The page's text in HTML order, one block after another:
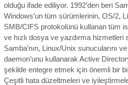
olduğu ifade ediliyor. 1992’den beri
Windows’un tüm sürümlerinin, OS/2,
SMB/CIFS protokolünü kullanan tüm
ve hızlı dosya ve yazdırma hizmetleri
Samba’nın, Linux/Unix sunucularını
daemon’unu kullanarak Active
şekilde entegre etmek için önemli bir
Çeşitli hata düzeltmeleri ve